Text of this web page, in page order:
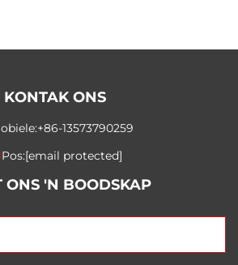
KONTAK ONS
+86-13573790259
Pos:[email protected]
ONS 'N BOODSKAP